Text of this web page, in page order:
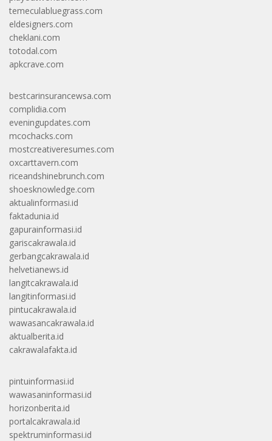
temeculabluegrass.com
eldesigners.com
cheklani.com
totodal.com
apkcrave.com
bestcarinsurancewsa.com
complidia.com
eveningupdates.com
mcochacks.com
mostcreativeresumes.com
oxcarttavern.com
riceandshinebrunch.com
shoesknowledge.com
aktualinformasi.id
faktadunia.id
gapurainformasi.id
gariscakrawala.id
gerbangcakrawala.id
helvetianews.id
langitcakrawala.id
langitinformasi.id
pintucakrawala.id
wawasancakrawala.id
aktualberita.id
cakrawalafakta.id
pintuinformasi.id
wawasaninformasi.id
horizonberita.id
portalcakrawala.id
spektruminformasi.id